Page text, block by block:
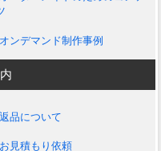
オンデマンド制作事例
返品について
お見積もり依頼